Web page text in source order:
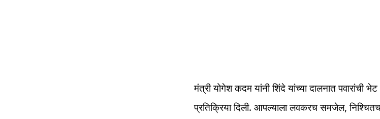
मंत्री योगेश कदम यांनी शिंदे यांच्या दालनात पवारांची
प्रतिक्रिया दिली. आपल्याला लवकरच समजेल,